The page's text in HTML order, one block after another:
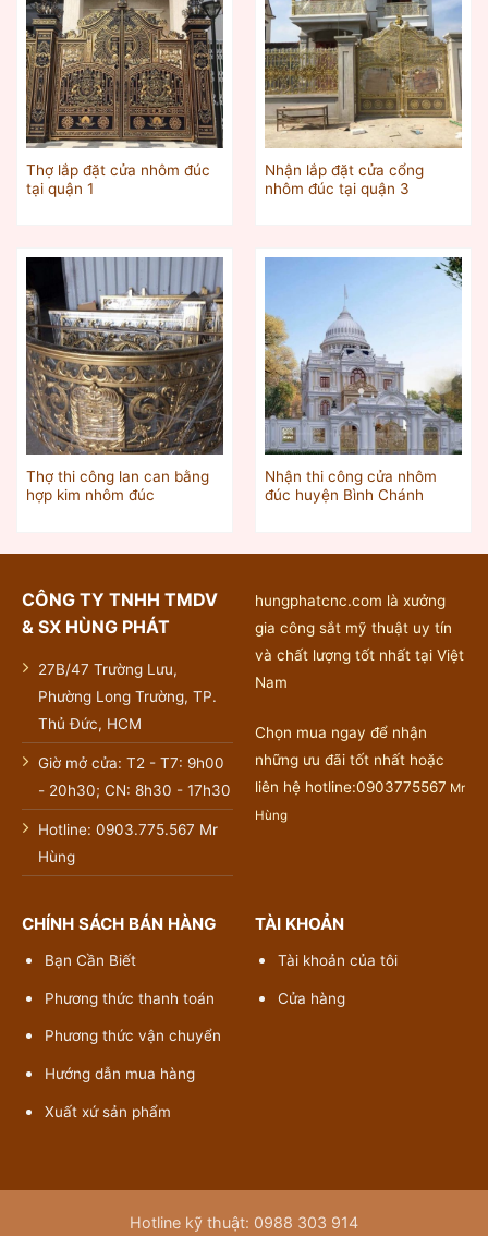
Thợ lắp đặt cửa nhôm đúc
tại quận 1
Nhận lắp đặt cửa cổng
nhôm đúc tại quận 3
Thợ thi công lan can bằng
hợp kim nhôm đúc
Nhận thi công cửa nhôm
đúc huyện Bình Chánh
CÔNG TY TNHH TMDV
& SX HÙNG PHÁT
27B/47 Trường Lưu,
Phường Long Trường, TP.
Thủ Đức, HCM
Giờ mở cửa: T2 - T7: 9h00
- 20h30; CN: 8h30 - 17h30
Hotline: 0903.775.567 Mr
Hùng
hungphatcnc.com là xưởng
gia công sắt mỹ thuật uy tín
và chất lượng tốt nhất tại Việt
Nam
Chọn mua ngay để nhận
những ưu đãi tốt nhất hoặc
liên hệ hotline:0903775567 Mr
Hùng
CHÍNH SÁCH BÁN HÀNG
Bạn Cần Biết
Phương thức thanh toán
Phương thức vận chuyển
Hướng dẫn mua hàng
Xuất xứ sản phẩm
TÀI KHOẢN
Tài khoản của tôi
Cửa hàng
Hotline kỹ thuật: 0988 303 914